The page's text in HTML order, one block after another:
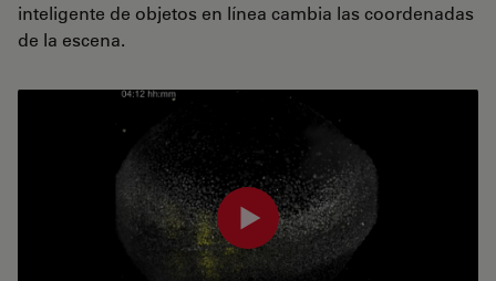
inteligente de objetos en línea cambia las coordenadas
de la escena.